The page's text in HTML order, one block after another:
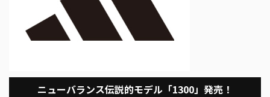
ニューバランス伝説的モデル「1300」発売！